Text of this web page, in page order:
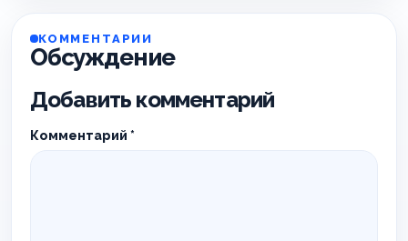
КОММЕНТАРИИ
Обсуждение
Добавить комментарий
Комментарий *